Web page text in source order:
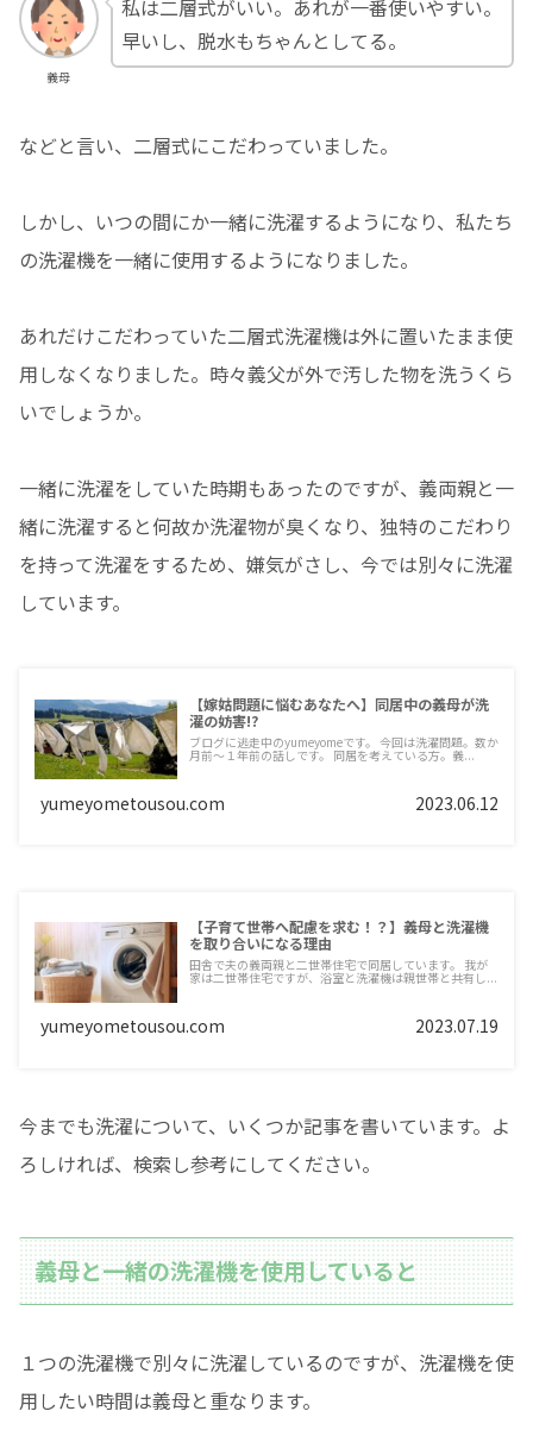
義母
私は二層式がいい。あれが一番使いやすい。
早いし、脱水もちゃんとしてる。
などと言い、二層式にこだわっていました。
しかし、いつの間にか一緒に洗濯するようになり、私たち
の洗濯機を一緒に使用するようになりました。
あれだけこだわっていた二層式洗濯機は外に置いたまま使
用しなくなりました。時々義父が外で汚した物を洗うくら
いでしょうか。
一緒に洗濯をしていた時期もあったのですが、義両親と一
緒に洗濯すると何故か洗濯物が臭くなり、独特のこだわり
を持って洗濯をするため、嫌気がさし、今では別々に洗濯
しています。
【嫁姑問題に悩むあなたへ】同居中の義母が洗
濯の妨害!?
ブログに逃走中のyumeyomeです。 今回は洗濯問題。数か
月前～１年前の話しです。 同居を考えている方。義...
yumeyometousou.com 2023.06.12
【子育て世帯へ配慮を求む！？】義母と洗濯機
を取り合いになる理由
田舎で夫の義両親と二世帯住宅で同居しています。 我が
家は二世帯住宅ですが、浴室と洗濯機は親世帯と共有し...
yumeyometousou.com 2023.07.19
今までも洗濯について、いくつか記事を書いています。よ
ろしければ、検索し参考にしてください。
義母と一緒の洗濯機を使用していると
１つの洗濯機で別々に洗濯しているのですが、洗濯機を使
用したい時間は義母と重なります。